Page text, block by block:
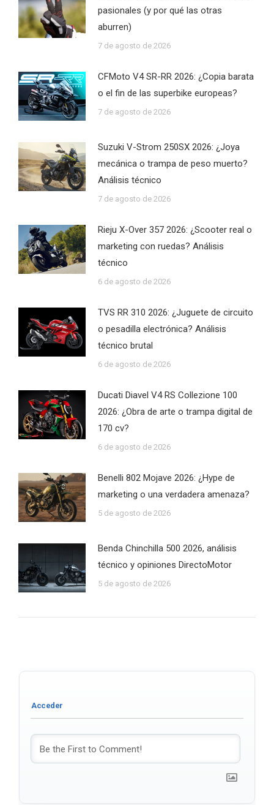
pasionales (y por qué las otras
aburren)
7 de agosto de 2026
CFMoto V4 SR-RR 2026: ¿Copia barata
o el fin de las superbike europeas?
7 de agosto de 2026
Suzuki V-Strom 250SX 2026: ¿Joya
mecánica o trampa de peso muerto?
Análisis técnico
7 de agosto de 2026
Rieju X-Over 357 2026: ¿Scooter real o
marketing con ruedas? Análisis
técnico
6 de agosto de 2026
TVS RR 310 2026: ¿Juguete de circuito
o pesadilla electrónica? Análisis
técnico brutal
6 de agosto de 2026
Ducati Diavel V4 RS Collezione 100
2026: ¿Obra de arte o trampa digital de
170 cv?
6 de agosto de 2026
Benelli 802 Mojave 2026: ¿Hype de
marketing o una verdadera amenaza?
5 de agosto de 2026
Benda Chinchilla 500 2026, análisis
técnico y opiniones DirectoMotor
5 de agosto de 2026